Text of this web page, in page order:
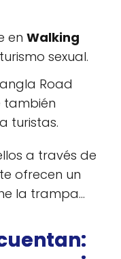
en Walking
sexual.
Road
también
turistas.
a través de
ofrecen un
la trampa…
: